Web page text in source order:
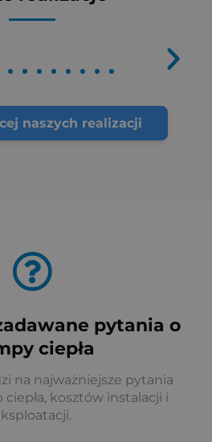
naszych realizacji
pytania o
ciepła
na najważniejsze pytania
kosztów instalacji i